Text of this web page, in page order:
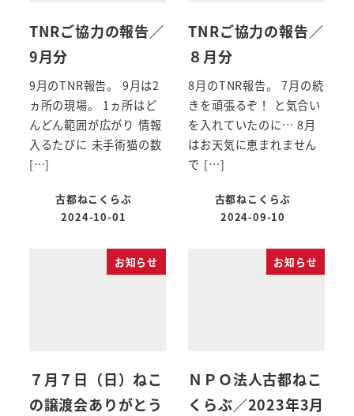
TNRご協力の報告／
9月分
9月のTNR報告。 9月は2
ヵ所の現場。 1ヵ所はど
んどん範囲が広がり 情報
入るたびに 未手術猫の数
[…]
古都ねこくらぶ
2024-10-01
TNRご協力の報告／
８月分
8月のTNR報告。 7月の続
きを頑張るぞ！ と気合い
を入れていたのに… 8月
はお天気に恵まれません
で […]
古都ねこくらぶ
2024-09-10
お知らせ
７月７日（日）ねこ
の譲渡会ありがとう
お知らせ
ＮＰＯ法人古都ねこ
くらぶ／2023年3月